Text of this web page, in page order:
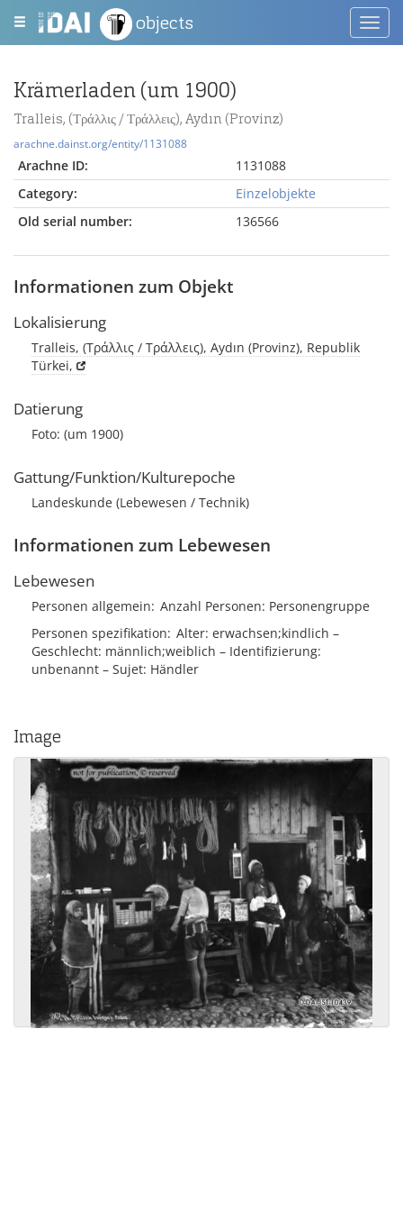
objects
Krämerladen (um 1900)
Tralleis, (Τράλλις / Τράλλεις), Aydın (Provinz)
arachne.dainst.org/entity/1131088
Arachne ID:
1131088
Category:
Einzelobjekte
Old serial number:
136566
Informationen zum Objekt
Lokalisierung
Tralleis, (Τράλλις / Τράλλεις), Aydın (Provinz), Republik
Türkei,
Datierung
Foto: (um 1900)
Gattung/Funktion/Kulturepoche
Landeskunde (Lebewesen / Technik)
Informationen zum Lebewesen
Lebewesen
Personen allgemein Anzahl Personen Personengruppe
Personen spezifikation Alter erwachsen;kindlich
Geschlecht männlich;weiblich
Identifizierung
unbenannt
Sujet Händler
Image